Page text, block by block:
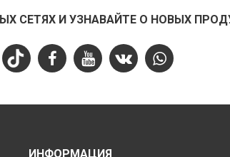
СЕТЯХ И УЗНАВАЙТЕ О НОВЫХ
ИНФОРМАЦИЯ